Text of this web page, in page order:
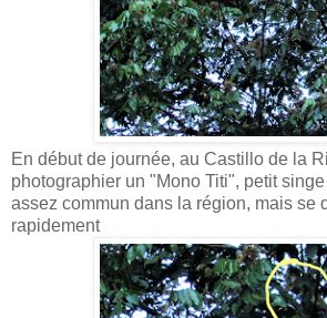
En début de journée, au Castillo de la
photographier un "Mono Titi", petit
assez commun dans la région, mais se
rapidement